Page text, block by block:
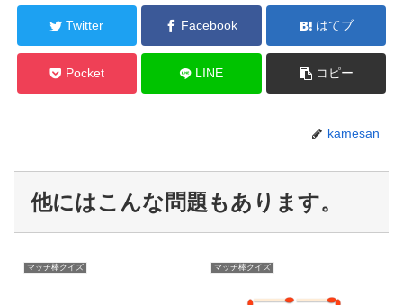
Twitter Facebook はてブ
Pocket LINE コピー
kamesan
他にはこんな問題もあります。
マッチ棒クイズ マッチ棒クイズ